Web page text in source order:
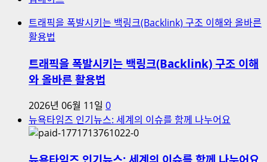
트래픽을 폭발시키는 백링크(Backlink) 구조 이해와 올바른
활용법
트래픽을 폭발시키는 백링크(Backlink) 구조 이해
와 올바른 활용법
2026년 06월 11일 0
뉴욕타임즈 인기뉴스: 세계의 이슈를 함께 나누어요